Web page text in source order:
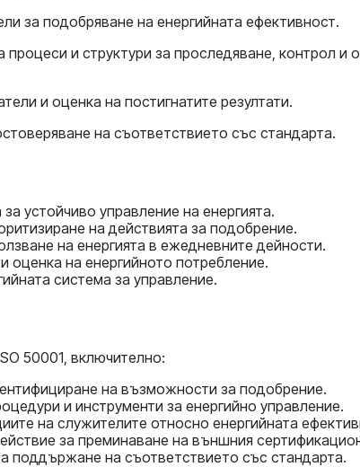
за подобряване на енергийната ефективност.
процеси и структури за проследяване, контрол и
и оценка на постигнатите резултати.
на съответствието със стандарта.
устойчиво управление на енергията.
на действията за подобрение.
на енергията в ежедневните дейности.
оценка на енергийното потребление.
система за управление.
50001, включително:
на възможности за подобрение.
и инструменти за енергийно управление.
на служителите относно енергийната
за преминаване на външния
поддържане на съответствието със стандарта.